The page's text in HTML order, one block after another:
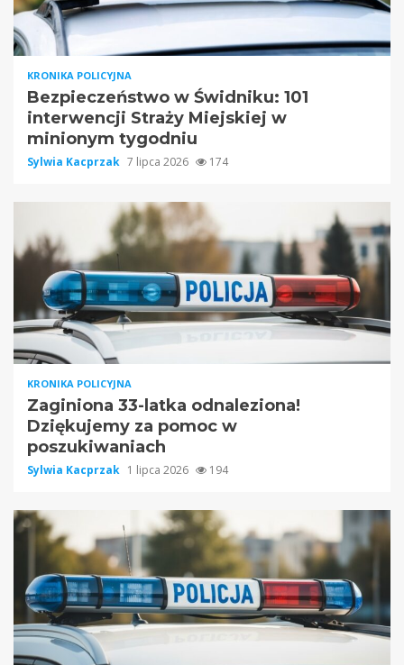
KRONIKA POLICYJNA
Bezpieczeństwo w Świdniku: 101
interwencji Straży Miejskiej w
minionym tygodniu
Sylwia Kacprzak 7 lipca 2026 174
KRONIKA POLICYJNA
Zaginiona 33-latka odnaleziona!
Dziękujemy za pomoc w
poszukiwaniach
Sylwia Kacprzak 1 lipca 2026 194